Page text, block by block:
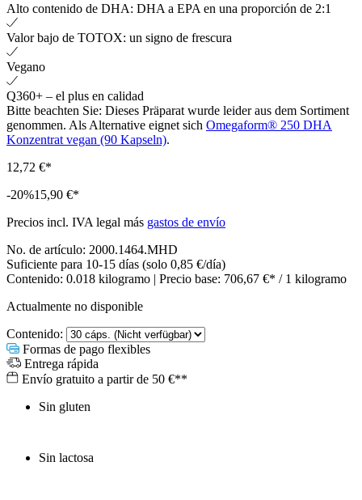
Alto contenido de DHA: DHA a EPA en una proporción de 2:1
Valor bajo de TOTOX: un signo de frescura
Vegano
Q360+ – el plus en calidad
Bitte beachten Sie: Dieses Präparat wurde leider aus dem Sortiment
genommen. Als Alternative eignet sich Omegaform® 250 DHA
Konzentrat vegan (90 Kapseln).
12,72 €*
-20%15,90 €*
Precios incl. IVA legal más gastos de envío
No. de artículo: 2000.1464.MHD
Suficiente para 10-15 días (solo 0,85 €/día)
Contenido: 0.018 kilogramo | Precio base: 706,67 €* / 1 kilogramo
Actualmente no disponible
Contenido:
Formas de pago flexibles
Entrega rápida
Envío gratuito a partir de 50 €**
Sin gluten
Sin lactosa